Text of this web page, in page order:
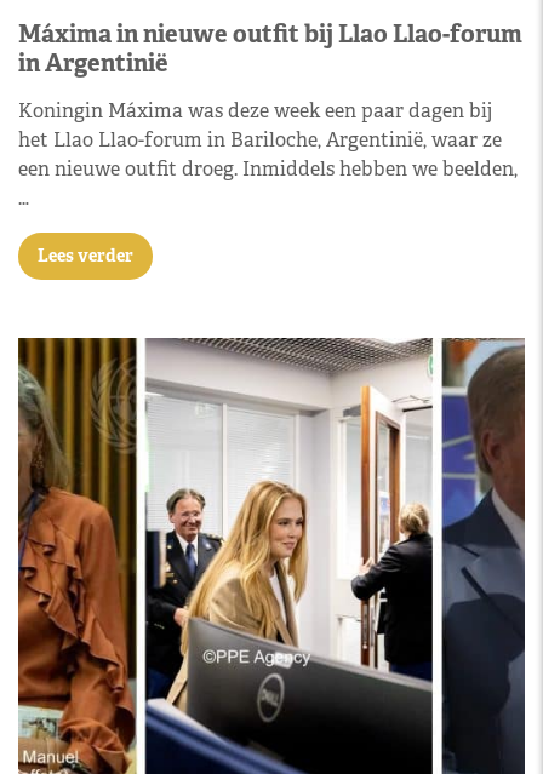
Máxima in nieuwe outfit bij Llao Llao-forum
in Argentinië
Koningin Máxima was deze week een paar dagen bij
het Llao Llao-forum in Bariloche, Argentinië, waar ze
een nieuwe outfit droeg. Inmiddels hebben we beelden,
…
Lees verder